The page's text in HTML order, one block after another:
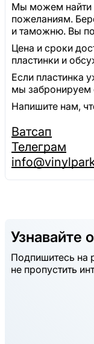
Мы можем найти
пожеланиям.
и таможню. Вы
Цена и сроки
пластинки и
Если пластинка
мы забронируем
Напишите нам,
Ватсап
Телеграм
Узнавайте
Подпишитесь на
не пропустить